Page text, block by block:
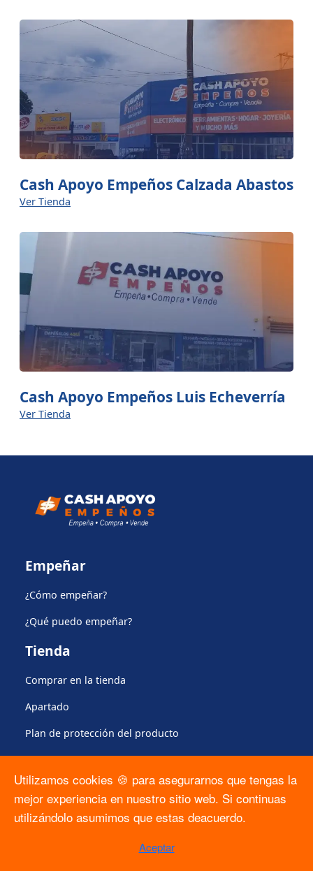
Cash Apoyo Empeños Calzada Abastos
Ver Tienda
Cash Apoyo Empeños Luis Echeverría
Ver Tienda
Empeñar
¿Cómo empeñar?
¿Qué puedo empeñar?
Tienda
Comprar en la tienda
Apartado
Plan de protección del producto
Formato Solicitud ARCO
Contrato PLO
Utilizamos cookies 🍪 para asegurarnos que tengas la
mejor experiencia en nuestro sitio web. Si continuas
utilizándolo asumimos que estas deacuerdo.
Aceptar